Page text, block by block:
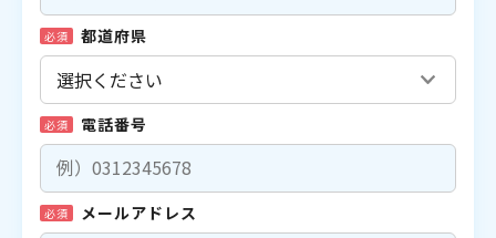
必須 都道府県
必須 電話番号
必須 メールアドレス